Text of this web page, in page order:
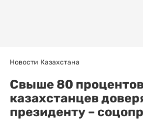
Новости Казахстана
Свыше 80
казахстанцев
президенту –